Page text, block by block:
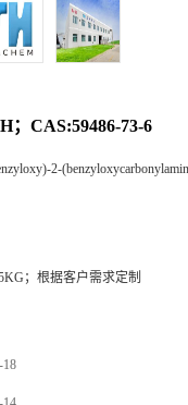
；CAS:59486-73-6
2-
；根据客户需求定制
18